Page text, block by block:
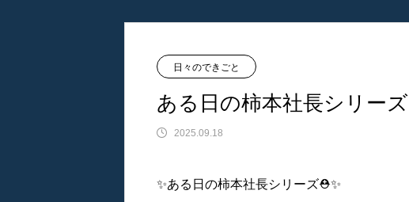
音響工事
SOUND
日々のできごと
ある日の柿本社長シリーズ
2025.09.18
✨ある日の柿本社長シリーズ⛑️✨